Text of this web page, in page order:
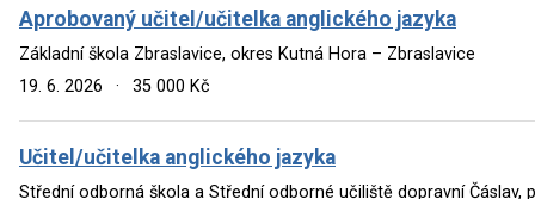
Aprobovaný učitel/učitelka anglického jazyka
Základní škola Zbraslavice, okres Kutná Hora – Zbraslavice
19. 6. 2026
· 35 000 Kč
Učitel/učitelka anglického jazyka
Střední odborná škola a Střední odborné učiliště dopravní Čáslav,